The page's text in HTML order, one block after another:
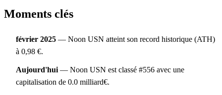
Moments clés
février 2025 — Noon USN atteint son record historique (ATH)
à 0,98 €.
Aujourd'hui — Noon USN est classé #556 avec une
capitalisation de 0.0 milliard€.